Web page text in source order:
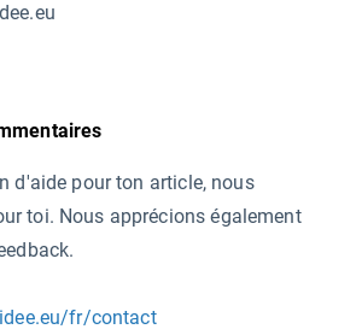
d'aide pour ton article, nous
toi. Nous apprécions également
fr/contact